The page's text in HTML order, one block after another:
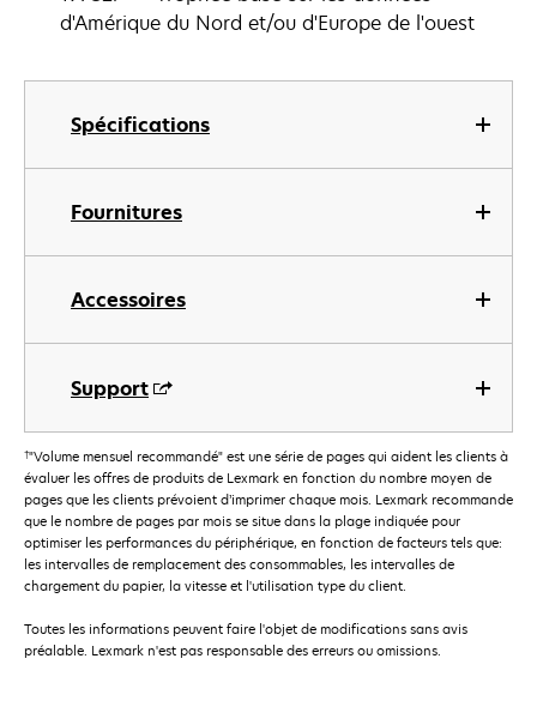
Spécifications
Fournitures
Accessoires
Support
d'Amérique du Nord et/ou d'Europe de l'ouest
†"Volume mensuel recommandé" est une série de pages qui aident les clients à
évaluer les offres de produits de Lexmark en fonction du nombre moyen de
pages que les clients prévoient d’imprimer chaque mois. Lexmark recommande
que le nombre de pages par mois se situe dans la plage indiquée pour
optimiser les performances du périphérique, en fonction de facteurs tels que:
les intervalles de remplacement des consommables, les intervalles de
chargement du papier, la vitesse et l'utilisation type du client.
Toutes les informations peuvent faire l'objet de modifications sans avis
préalable. Lexmark n'est pas responsable des erreurs ou omissions.